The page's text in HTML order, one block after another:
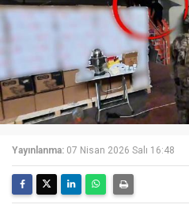
Yayınlanma: 07 Nisan 2026 Salı 16:48